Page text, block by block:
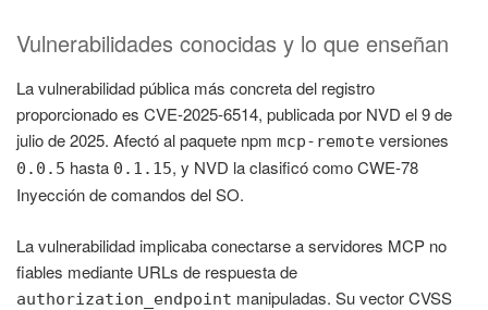
Vulnerabilidades conocidas y lo que enseñan
La vulnerabilidad pública más concreta del registro
proporcionado es CVE-2025-6514, publicada por NVD el 9 de
julio de 2025. Afectó al paquete npm mcp-remote versiones
0.0.5 hasta 0.1.15, y NVD la clasificó como CWE-78
Inyección de comandos del SO.
La vulnerabilidad implicaba conectarse a servidores MCP no
fiables mediante URLs de respuesta de
authorization_endpoint manipuladas. Su vector CVSS